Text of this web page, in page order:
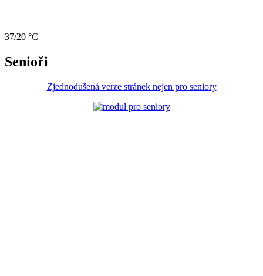
37/20 °C
Senioři
Zjednodušená verze stránek nejen pro seniory